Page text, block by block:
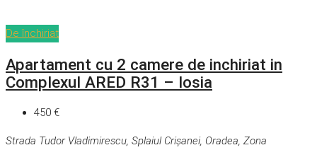
De închiriat
Apartament cu 2 camere de inchiriat in
Complexul ARED R31 – Iosia
450 €
Strada Tudor Vladimirescu, Splaiul Crișanei, Oradea, Zona